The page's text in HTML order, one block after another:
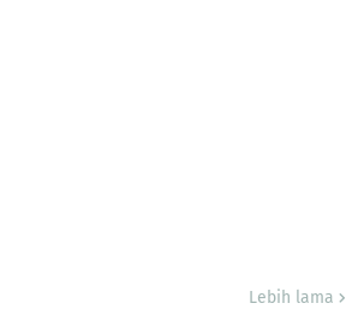
Lebih lama